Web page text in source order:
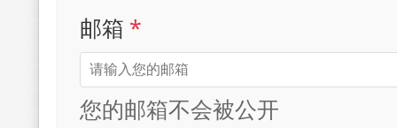
邮箱 *
您的邮箱不会被公开